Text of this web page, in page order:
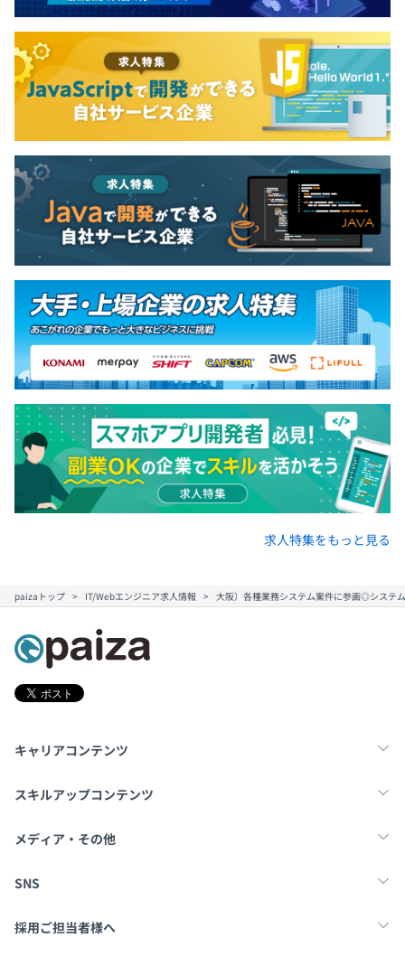
求人特集をもっと見る
paizaトップ IT/Webエンジニア求人情報 大阪）各種業務システム案件に参画◎システ
キャリアコンテンツ
転職・キャリア
スキルアップコンテンツ
学習
メディア・その他
Tech Team Journal
SNS
X
採用ご担当者様へ